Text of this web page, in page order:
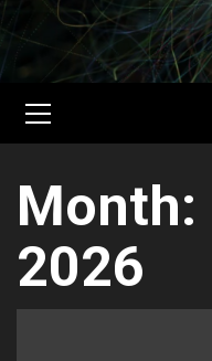
Menu
Month:
2026